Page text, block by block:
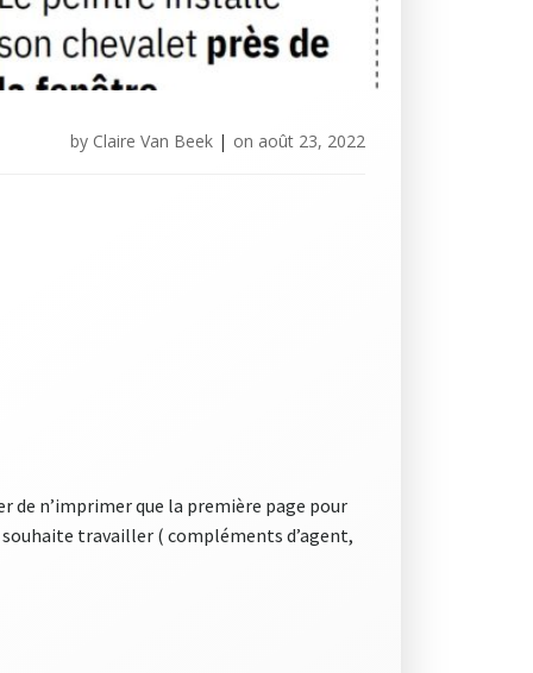
by Claire Van Beek | on août 23, 2022
n’imprimer que la première page pour
travailler ( compléments d’agent,